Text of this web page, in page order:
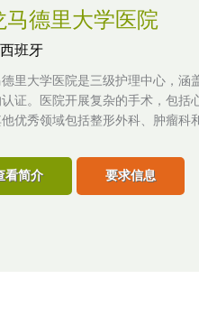
马德里大学医院
西班牙
里大学医院是三级护理中心，涵
证。医院开展复杂的手术，包括
优秀领域包括整形外科、肿瘤科
看简介 要求信息